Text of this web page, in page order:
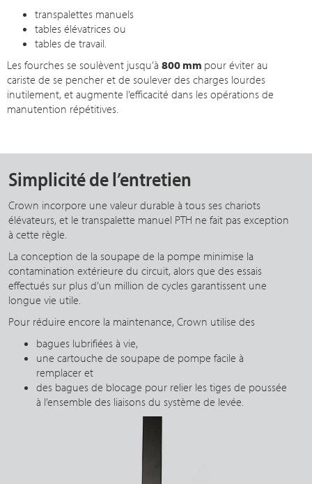
transpalettes manuels
tables élévatrices ou
tables de travail.
Les fourches se soulèvent jusqu’à800 mm pour éviter au
cariste de se pencher et de soulever des charges lourdes
inutilement, et augmente l’efficacité dans les opérations de
manutention répétitives.
Simplicité de l’entretien
Crown incorpore une valeur durable à tous ses chariots
élévateurs, et le transpalette manuel PTH ne fait pas exception
à cette règle.
La conception de la soupape de la pompe minimise la
contamination extérieure du circuit, alors que des essais
effectués sur plus d’un million de cycles garantissent une
longue vie utile.
Pour réduire encore la maintenance, Crown utilise des
bagues lubrifiées à vie,
une cartouche de soupape de pompe facile à
remplacer et
des bagues de blocage pour relier les tiges de poussée
à l’ensemble des liaisons du système de levée.